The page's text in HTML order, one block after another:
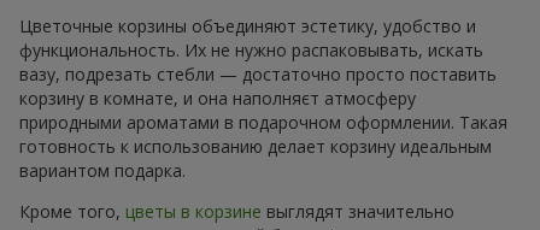
Цветочные корзины объединяют эстетику, удобство и
функциональность. Их не нужно распаковывать, искать
вазу, подрезать стебли — достаточно просто поставить
корзину в комнате, и она наполняєт атмосферу
природными ароматами в подарочном оформлении. Такая
готовность к использованию делает корзину идеальным
вариантом подарка.
Кроме того, цветы в корзине выглядят значительно